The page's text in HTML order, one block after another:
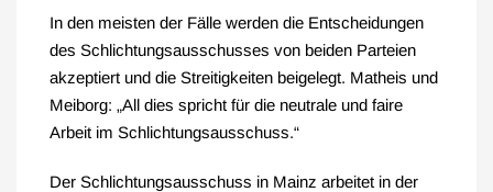
In den meisten der Fälle werden die Entscheidungen
des Schlichtungsausschusses von beiden Parteien
akzeptiert und die Streitigkeiten beigelegt. Matheis und
Meiborg: „All dies spricht für die neutrale und faire
Arbeit im Schlichtungsausschuss.“
Der Schlichtungsausschuss in Mainz arbeitet in der